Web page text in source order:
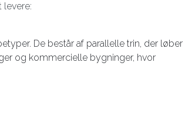
levere:
De består af parallelle trin, der løber
og kommercielle bygninger, hvor